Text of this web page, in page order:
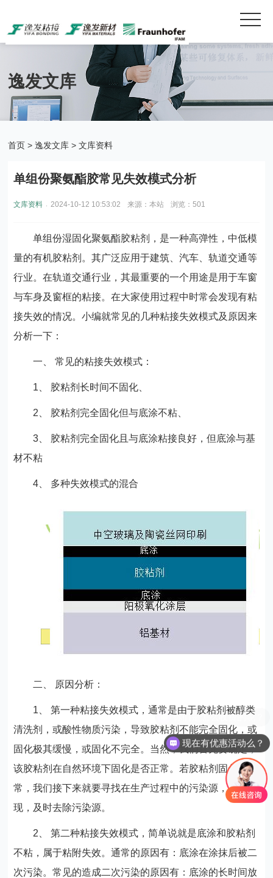
逸发文库
首页 >逸发文库 >文库资料
单组份聚氨酯胶常见失效模式分析
文库资料 2024-10-12 10:53:02 来源：本站 浏览：501
单组份湿固化聚氨酯胶粘剂，是一种高弹性，中低模
量的有机胶粘剂。其广泛应用于建筑、汽车、轨道交通等
行业。在轨道交通行业，其最重要的一个用途是用于车窗
与车身及窗框的粘接。在大家使用过程中时常会发现有粘
接失效的情况。小编就常见的几种粘接失效模式及原因来
分析一下：
一、 常见的粘接失效模式：
1、 胶粘剂长时间不固化、
2、 胶粘剂完全固化但与底涂不粘、
3、 胶粘剂完全固化且与底涂粘接良好，但底涂与基
材不粘
4、 多种失效模式的混合
二、 原因分析：
1、 第一种粘接失效模式，通常是由于胶粘剂被醇类
清洗剂，或酸性物质污染，导致胶粘剂不能完全固化，或
固化极其缓慢，或固化不完全。当然，我们首先要确定，
该胶粘剂在自然环境下固化是否正常。若胶粘剂固化正
常，我们接下来就要寻找在生产过程中的污染源，及时发
现，及时去除污染源。
2、 第二种粘接失效模式，简单说就是底涂和胶粘剂
不粘，属于粘附失效。通常的原因有：底涂在涂抹后被二
次污染。常见的造成二次污染的原因有：底涂的长时间放
现在有优惠活动么？